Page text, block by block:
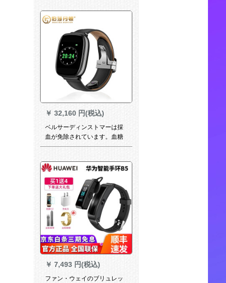
￥ 32,160 円(税込)
ベルサーディンストマーは採
血が免除されています。血糖
値を測定する家庭用モニター
精度腕時計ブライクです。
￥ 7,493 円(税込)
ファン・ウェイのブリュレッ